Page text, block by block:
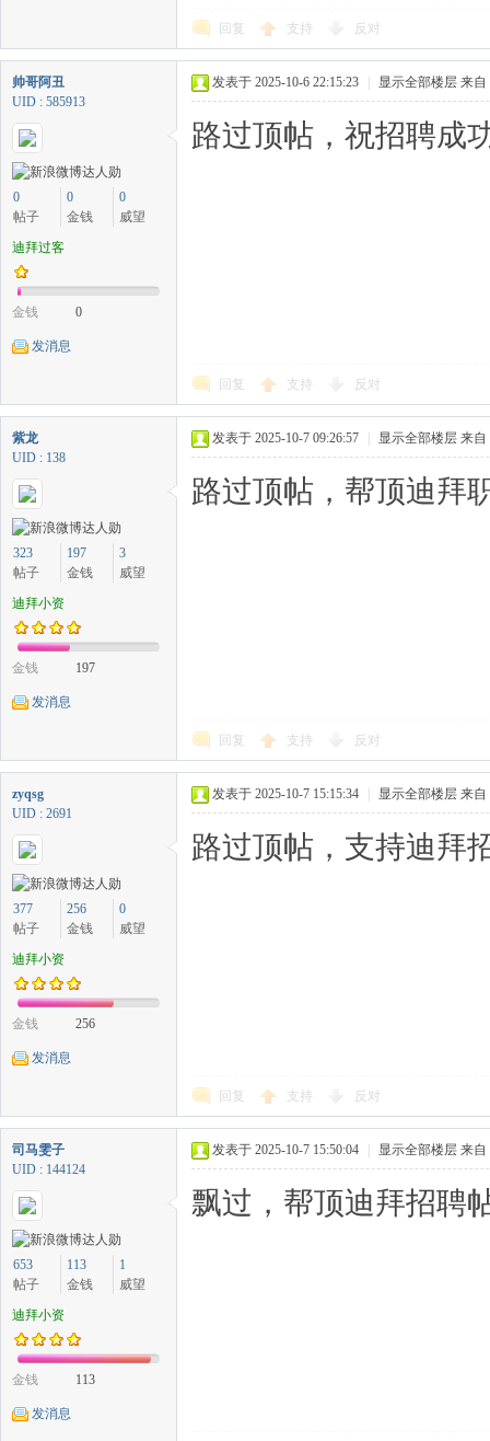
回复 支持 反对
帅哥阿丑
UID : 585913
0
帖子
0
金钱
0
威望
迪拜过客
金钱 0
发消息
发表于 2025-10-6 22:15:23 显示全部楼层 来自
路过顶帖，祝招聘成
回复 支持 反对
紫龙
UID : 138
323
帖子
197
金钱
3
威望
迪拜小资
金钱 197
发消息
发表于 2025-10-7 09:26:57 显示全部楼层 来自
路过顶帖，帮顶迪拜
回复 支持 反对
zyqsg
UID : 2691
377
帖子
256
金钱
0
威望
迪拜小资
金钱 256
发消息
发表于 2025-10-7 15:15:34 显示全部楼层 来自
路过顶帖，支持迪拜
回复 支持 反对
司马雯子
UID : 144124
653
帖子
113
金钱
1
威望
迪拜小资
金钱 113
发消息
发表于 2025-10-7 15:50:04 显示全部楼层 来自
飘过，帮顶迪拜招聘